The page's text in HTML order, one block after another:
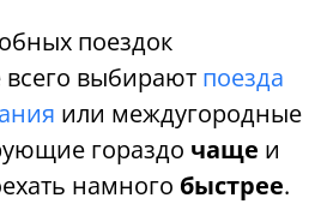
поездок
выбирают поезда
или междугородные
гораздо чаще и
намного быстрее.